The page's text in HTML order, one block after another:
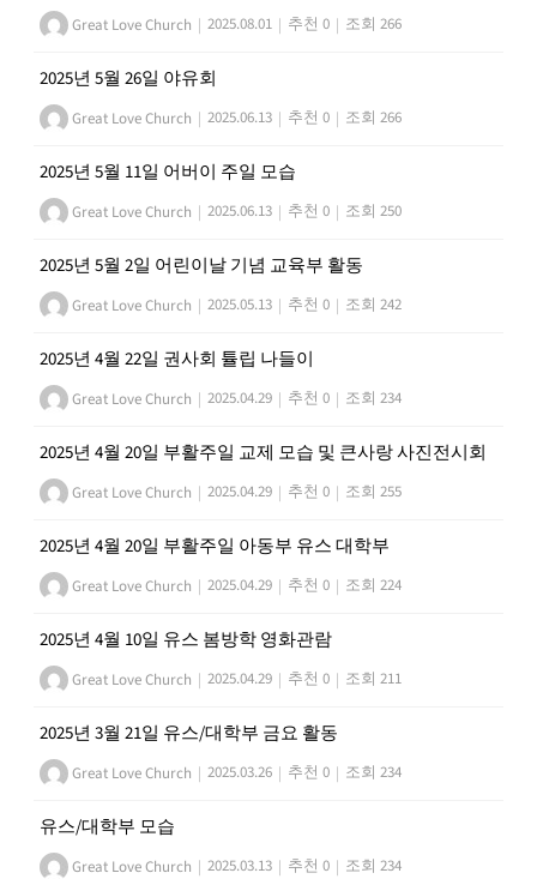
Great Love Church | 2025.08.01 | 추천 0 | 조회 266
2025년 5월 26일 야유회
Great Love Church | 2025.06.13 | 추천 0 | 조회 266
2025년 5월 11일 어버이 주일 모습
Great Love Church | 2025.06.13 | 추천 0 | 조회 250
2025년 5월 2일 어린이날 기념 교육부 활동
Great Love Church | 2025.05.13 | 추천 0 | 조회 242
2025년 4월 22일 권사회 튤립 나들이
Great Love Church | 2025.04.29 | 추천 0 | 조회 234
2025년 4월 20일 부활주일 교제 모습 및 큰사랑 사진전시회
Great Love Church | 2025.04.29 | 추천 0 | 조회 255
2025년 4월 20일 부활주일 아동부 유스 대학부
Great Love Church | 2025.04.29 | 추천 0 | 조회 224
2025년 4월 10일 유스 봄방학 영화관람
Great Love Church | 2025.04.29 | 추천 0 | 조회 211
2025년 3월 21일 유스/대학부 금요 활동
Great Love Church | 2025.03.26 | 추천 0 | 조회 234
유스/대학부 모습
Great Love Church | 2025.03.13 | 추천 0 | 조회 234